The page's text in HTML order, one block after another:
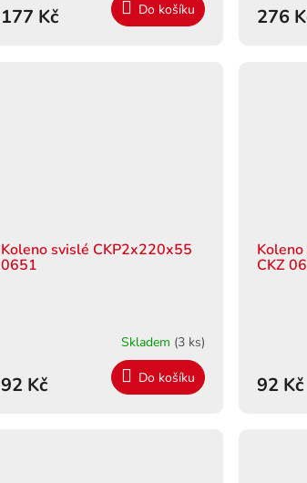
177 Kč Do košíku 276
Koleno svislé CKP2x220x55
0651
Skladem (3 ks)
92 Kč Do košíku
CKZ
92 Kč